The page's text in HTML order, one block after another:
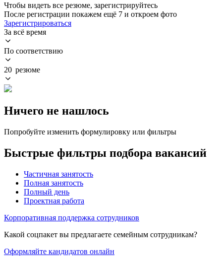
Чтобы видеть все резюме, зарегистрируйтесь
После регистрации покажем ещё 7 и откроем фото
Зарегистрироваться
За всё время
По соответствию
20 резюме
Ничего не нашлось
Попробуйте изменить формулировку или фильтры
Быстрые фильтры подбора вакансий
Частичная занятость
Полная занятость
Полный день
Проектная работа
Корпоративная поддержка сотрудников
Какой соцпакет вы предлагаете семейным сотрудникам?
Оформляйте кандидатов онлайн